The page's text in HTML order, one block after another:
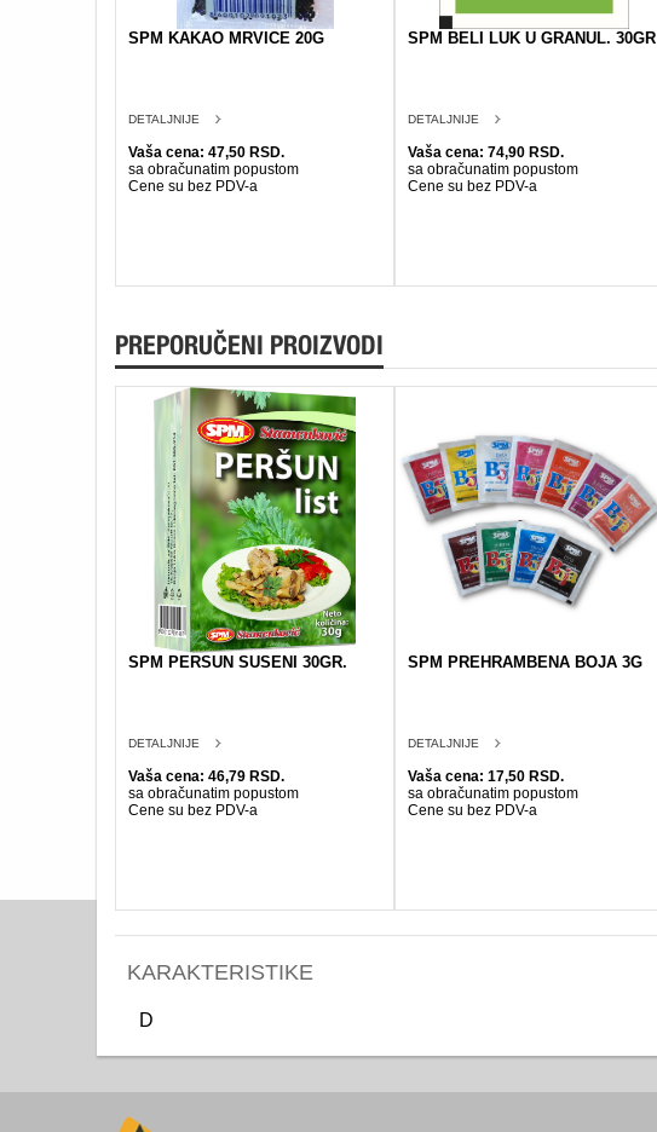
SPM KAKAO MRVICE 20G
DETALJNIJE
Vaša cena: 47,50 RSD.
sa obračunatim popustom
Cene su bez PDV-a
SPM BELI LUK U GRANUL. 30GR
DETALJNIJE
Vaša cena: 74,90 RSD.
sa obračunatim popustom
Cene su bez PDV-a
PREPORUČENI PROIZVODI
SPM PERSUN SUSENI 30GR.
DETALJNIJE
Vaša cena: 46,79 RSD.
sa obračunatim popustom
Cene su bez PDV-a
SPM PREHRAMBENA BOJA 3G
DETALJNIJE
Vaša cena: 17,50 RSD.
sa obračunatim popustom
Cene su bez PDV-a
KARAKTERISTIKE
D